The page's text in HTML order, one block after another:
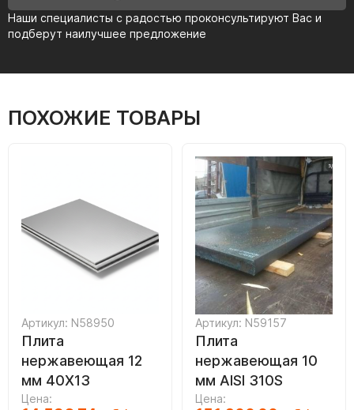
Наши специалисты с радостью проконсультируют Вас и
подберут наилучшее предложение
ПОХОЖИЕ ТОВАРЫ
Артикул: N58950
Плита
нержавеющая 12
мм 40Х13
Цена:
Артикул: N59157
Плита
нержавеющая 10
мм AISI 310S
Цена: